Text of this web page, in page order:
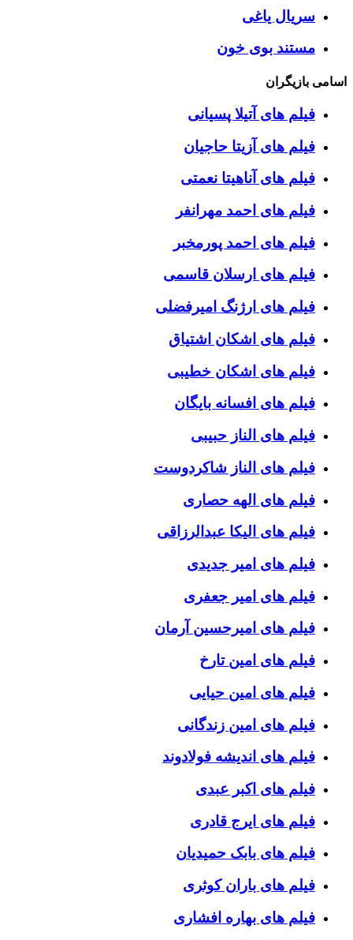
سریال یاغی
مستند بوی خون
اسامی بازیگران
فیلم های آتیلا پسیانی
فیلم های آزیتا حاجیان
فیلم های آناهیتا نعمتی
فیلم های احمد مهرانفر
فیلم های احمد پورمخبر
فیلم های ارسلان قاسمی
فیلم های ارژنگ امیرفضلی
فیلم های اشکان اشتیاق
فیلم های اشکان خطیبی
فیلم های افسانه بایگان
فیلم های الناز حبیبی
فیلم های الناز شاکردوست
فیلم های الهه حصاری
فیلم های الیکا عبدالرزاقی
فیلم های امیر جدیدی
فیلم های امیر جعفری
فیلم های امیرحسین آرمان
فیلم های امین تارخ
فیلم های امین حیایی
فیلم های امین زندگانی
فیلم های اندیشه فولادوند
فیلم های اکبر عبدی
فیلم های ایرج قادری
فیلم های بابک حمیدیان
فیلم های باران کوثری
فیلم های بهاره افشاری